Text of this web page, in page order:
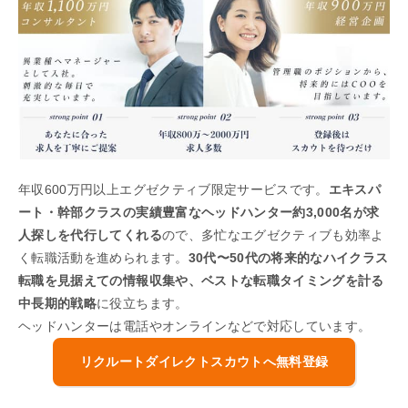
年収600万円以上エグゼクティブ限定サービスです。 エキスパ
ート・幹部クラスの実績豊富なヘッドハンター約3,000名が求
人探しを代行してくれるので、多忙なエグゼクティブも効率よ
く転職活動を進められます。 30代〜50代の将来的なハイクラス
転職を見据えての情報収集や、ベストな転職タイミングを計る
中長期的戦略に役立ちます。
ヘッドハンターは電話やオンラインなどで対応しています。
リクルートダイレクトスカウトへ無料登録